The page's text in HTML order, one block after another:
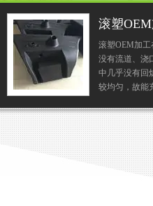
滚塑
滚塑OEM加工
没有流道、浇
中几乎没有回
较均匀，故能
*，有利于节